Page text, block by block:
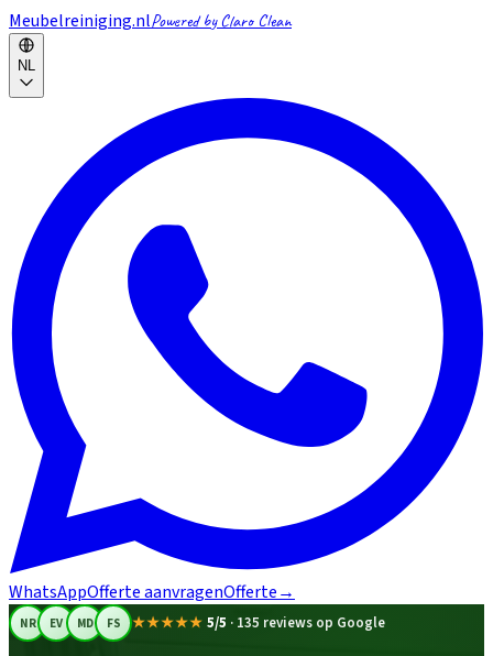
Meubelreiniging.nlPowered by Claro Clean
NL
WhatsAppOfferte aanvragenOfferte→
NR EV MD FS ★★★★★ 5/5 · 135 reviews op Google